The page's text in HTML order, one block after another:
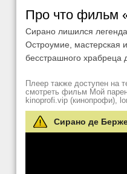
Про что фильм
Сирано лишился
Остроумие, мастерская
бесстрашного храбреца
Плеер также доступен на
смотреть фильм Мой
kinoprofi.vip (кинопрофи),
Сирано де